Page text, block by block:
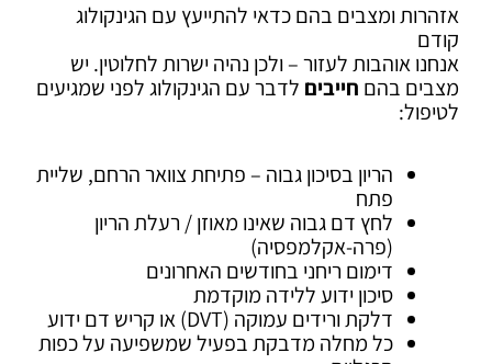
אזהרות ומצבים בהם כדאי להתייעץ עם הגינקולוג
קודם
אנחנו אוהבות לעזור – ולכן נהיה ישרות לחלוטין. יש
מצבים בהם חייבים לדבר עם הגינקולוג לפני שמגיעים
לטיפול:
הריון בסיכון גבוה – פתיחת צוואר הרחם, שליית
פתח
לחץ דם גבוה שאינו מאוזן / רעלת הריון
(פרה-אקלמפסיה)
דימום ריחני בחודשים האחרונים
סיכון ידוע ללידה מוקדמת
דלקת ורידים עמוקה (DVT) או קריש דם ידוע
כל מחלה מדבקת בפעיל שמשפיעה על כפות